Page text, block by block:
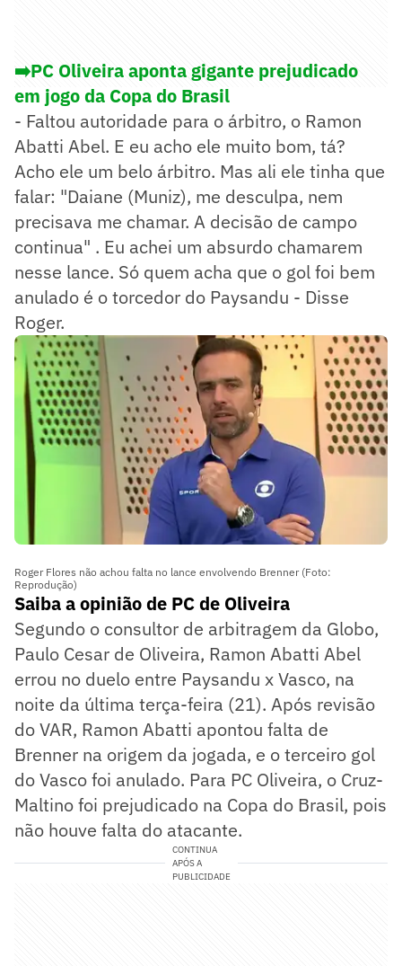
➡️PC Oliveira aponta gigante prejudicado
em jogo da Copa do Brasil
- Faltou autoridade para o árbitro, o Ramon
Abatti Abel. E eu acho ele muito bom, tá?
Acho ele um belo árbitro. Mas ali ele tinha que
falar: "Daiane (Muniz), me desculpa, nem
precisava me chamar. A decisão de campo
continua" . Eu achei um absurdo chamarem
nesse lance. Só quem acha que o gol foi bem
anulado é o torcedor do Paysandu - Disse
Roger.
Roger Flores não achou falta no lance envolvendo Brenner (Foto:
Reprodução)
Saiba a opinião de PC de Oliveira
Segundo o consultor de arbitragem da Globo,
Paulo Cesar de Oliveira, Ramon Abatti Abel
errou no duelo entre Paysandu x Vasco, na
noite da última terça-feira (21). Após revisão
do VAR, Ramon Abatti apontou falta de
Brenner na origem da jogada, e o terceiro gol
do Vasco foi anulado. Para PC Oliveira, o Cruz-
Maltino foi prejudicado na Copa do Brasil, pois
não houve falta do atacante.
CONTINUA
APÓS A
PUBLICIDADE